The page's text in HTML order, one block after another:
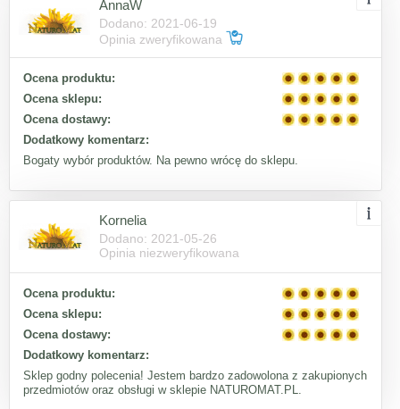
AnnaW
Dodano: 2021-06-19
Opinia zweryfikowana
Ocena produktu:
Ocena sklepu:
Ocena dostawy:
Dodatkowy komentarz:
Bogaty wybór produktów. Na pewno wrócę do sklepu.
Kornelia
Dodano: 2021-05-26
Opinia niezweryfikowana
Ocena produktu:
Ocena sklepu:
Ocena dostawy:
Dodatkowy komentarz:
Sklep godny polecenia! Jestem bardzo zadowolona z zakupionych
przedmiotów oraz obsługi w sklepie NATUROMAT.PL.